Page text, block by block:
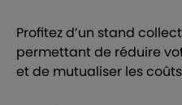
Profitez d’un stand
permettant de réduire
et de mutualiser les